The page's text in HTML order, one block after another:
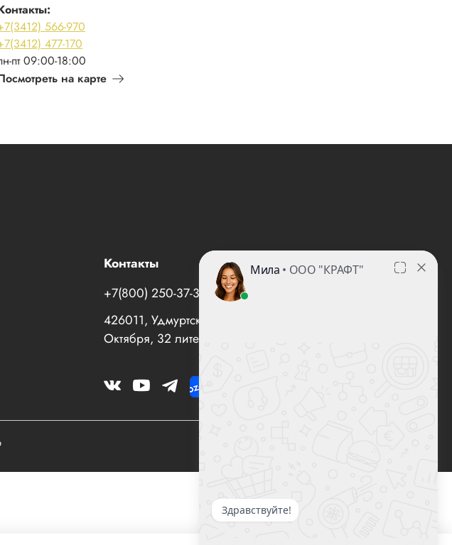
566-970
477-170
пт 09:00-18:00
на карте
Контакты
+7(800) 250-37-35
office@все-вентиляторы.рф
426011, Удмуртская Республика, г. Ижевск, ул. 10 лет
Октября, 32 литер "И", офис 10